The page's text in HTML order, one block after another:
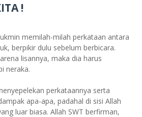
!
memilah-milah perkataan antara
berpikir dulu sebelum berbicara.
lisannya, maka dia harus
neraka.
perkataannya serta
apa-apa, padahal di sisi Allah
luar biasa. Allah SWT berfirman,